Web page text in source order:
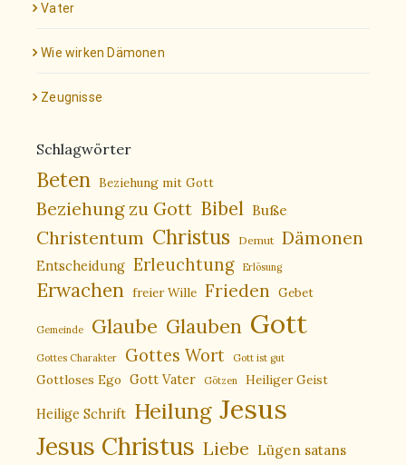
Vater
Wie wirken Dämonen
Zeugnisse
Schlagwörter
Beten Beziehung mit Gott
Beziehung zu Gott Bibel Buße
Christentum Christus Demut Dämonen
Entscheidung Erleuchtung Erlösung
Erwachen freier Wille Frieden Gebet
Gemeinde Glaube Glauben Gott
Gottes Charakter Gottes Wort Gott ist gut
Gottloses Ego Gott Vater Götzen Heiliger Geist
Heilige Schrift Heilung Jesus
Jesus Christus Liebe Lügen satans